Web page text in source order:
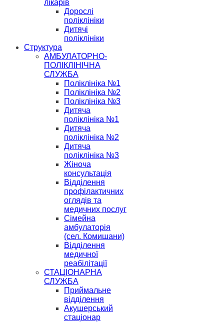
лікарів
Дорослі
поліклініки
Дитячі
поліклініки
Структура
АМБУЛАТОРНО-
ПОЛІКЛІНІЧНА
СЛУЖБА
Поліклініка №1
Поліклініка №2
Поліклініка №3
Дитяча
поліклініка №1
Дитяча
поліклініка №2
Дитяча
поліклініка №3
Жіноча
консультація
Відділення
профілактичних
оглядів та
медичних послуг
Сімейна
амбулаторія
(сел. Комишани)
Відділення
медичної
реабілітації
СТАЦІОНАРНА
СЛУЖБА
Приймальне
відділення
Акушерський
стаціонар